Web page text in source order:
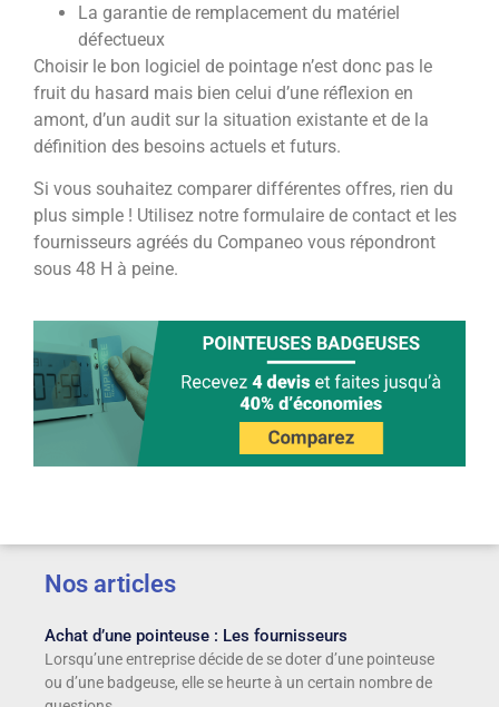
La garantie de remplacement du matériel
défectueux
Choisir le bon logiciel de pointage n’est donc pas le
fruit du hasard mais bien celui d’une réflexion en
amont, d’un audit sur la situation existante et de la
définition des besoins actuels et futurs.
Si vous souhaitez comparer différentes offres, rien du
plus simple ! Utilisez notre formulaire de contact et les
fournisseurs agréés du Companeo vous répondront
sous 48 H à peine.
Nos articles
Achat d’une pointeuse : Les fournisseurs
Lorsqu’une entreprise décide de se doter d’une pointeuse
ou d’une badgeuse, elle se heurte à un certain nombre de